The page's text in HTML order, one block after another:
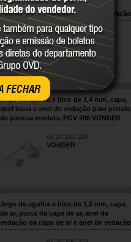
FECHAR
de ar, porca da capa de ar, anel de
vedação da capa de ar e anel de vedação
da porca para pistola de pintura modelo.
PSV 200 VONDER62.20.200.222
VONDER
Jogo de agulha e bico de 1,4 mm, capa,
anel trava e anel de vedação para pistola
de pintura modelo, PGV 200 VONDER
62.20.100.208
VONDER
Jogo de agulha e bico de 1,5 mm, capa
de ar, porca da capa de ar, anel de
vedação da capa de ar e anel de vedação
da porca para pistola de pintura modelo,